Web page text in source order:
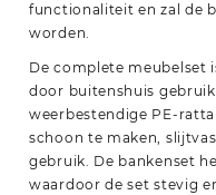
functionaliteit en zal de
worden.
De complete meubelset
door buitenshuis
weerbestendige PE-
schoon te maken,
gebruik. De bankenset
waardoor de set stevig